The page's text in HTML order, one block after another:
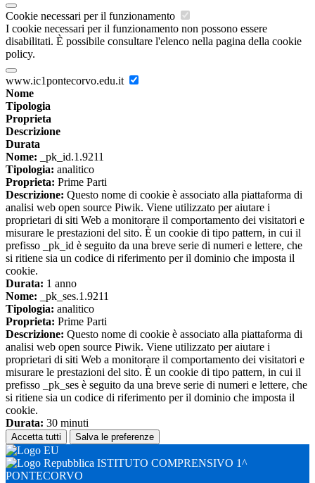
Cookie necessari per il funzionamento
I cookie necessari per il funzionamento non possono essere
disabilitati. È possibile consultare l'elenco nella pagina della cookie
policy.
www.ic1pontecorvo.edu.it
Nome
Tipologia
Proprieta
Descrizione
Durata
Nome: _pk_id.1.9211
Tipologia: analitico
Proprieta: Prime Parti
Descrizione: Questo nome di cookie è associato alla piattaforma di
analisi web open source Piwik. Viene utilizzato per aiutare i
proprietari di siti Web a monitorare il comportamento dei visitatori e
misurare le prestazioni del sito. È un cookie di tipo pattern, in cui il
prefisso _pk_id è seguito da una breve serie di numeri e lettere, che
si ritiene sia un codice di riferimento per il dominio che imposta il
cookie.
Durata: 1 anno
Nome: _pk_ses.1.9211
Tipologia: analitico
Proprieta: Prime Parti
Descrizione: Questo nome di cookie è associato alla piattaforma di
analisi web open source Piwik. Viene utilizzato per aiutare i
proprietari di siti Web a monitorare il comportamento dei visitatori e
misurare le prestazioni del sito. È un cookie di tipo pattern, in cui il
prefisso _pk_ses è seguito da una breve serie di numeri e lettere, che
si ritiene sia un codice di riferimento per il dominio che imposta il
cookie.
Durata: 30 minuti
Accetta tutti Salva le preferenze
ISTITUTO COMPRENSIVO 1^
PONTECORVO